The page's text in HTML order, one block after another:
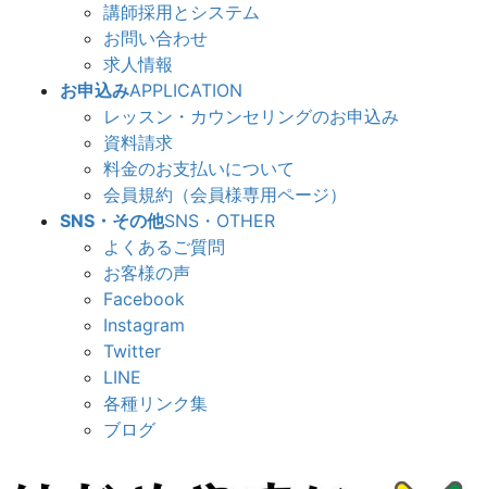
講師採用とシステム
お問い合わせ
求人情報
お申込みAPPLICATION
レッスン・カウンセリングのお申込み
資料請求
料金のお支払いについて
会員規約（会員様専用ページ）
SNS・その他SNS・OTHER
よくあるご質問
お客様の声
Facebook
Instagram
Twitter
LINE
各種リンク集
ブログ